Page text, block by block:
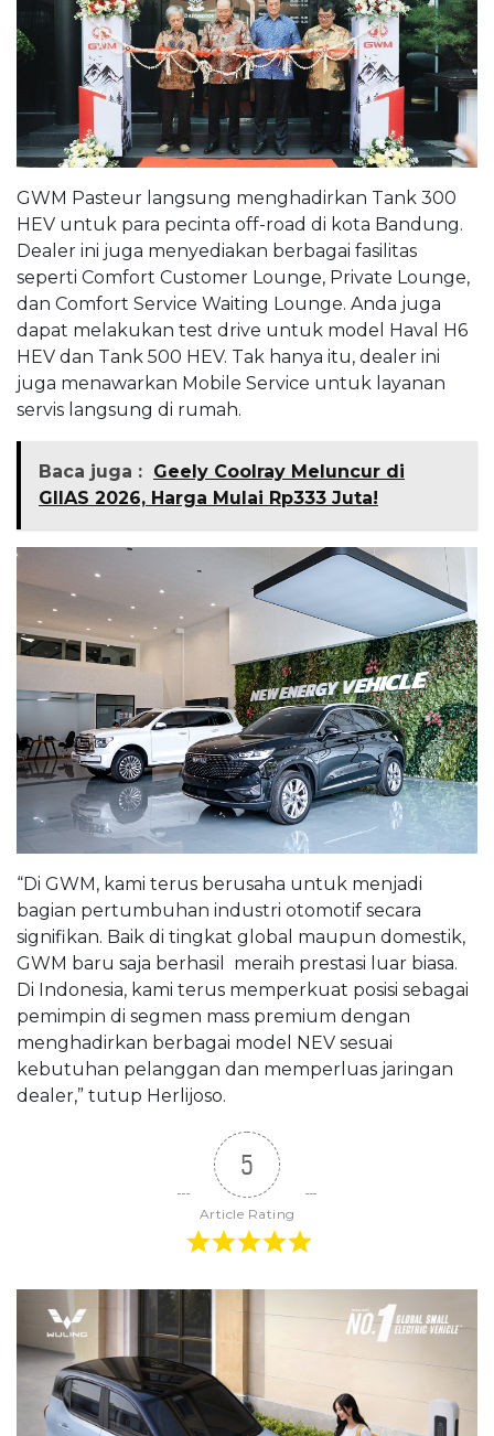
GWM Pasteur langsung menghadirkan Tank 300
HEV untuk para pecinta off-road di kota Bandung.
Dealer ini juga menyediakan berbagai fasilitas
seperti Comfort Customer Lounge, Private Lounge,
dan Comfort Service Waiting Lounge. Anda juga
dapat melakukan test drive untuk model Haval H6
HEV dan Tank 500 HEV. Tak hanya itu, dealer ini
juga menawarkan Mobile Service untuk layanan
servis langsung di rumah.
Baca juga : Geely Coolray Meluncur di
GIIAS 2026, Harga Mulai Rp333 Juta!
“Di GWM, kami terus berusaha untuk menjadi
bagian pertumbuhan industri otomotif secara
signifikan. Baik di tingkat global maupun domestik,
GWM baru saja berhasil meraih prestasi luar biasa.
Di Indonesia, kami terus memperkuat posisi sebagai
pemimpin di segmen mass premium dengan
menghadirkan berbagai model NEV sesuai
kebutuhan pelanggan dan memperluas jaringan
dealer,” tutup Herlijoso.
5
Article Rating